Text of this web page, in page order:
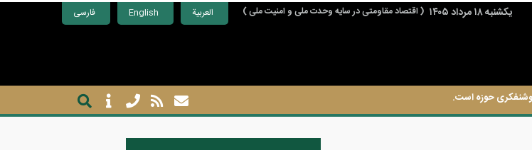
فارسی English العربية يكشنبه ۱۸ مرداد ۱۴۰۵ ( اقتصاد مقاومتی در سایه وحدت ملی و امنیت ملی )
روشنفکری حوزه است.